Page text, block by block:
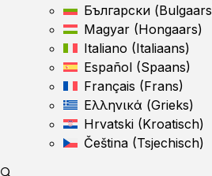
Български (Bulgaars
Magyar (Hongaars)
Italiano (Italiaans)
Español (Spaans)
Français (Frans)
Ελληνικά (Grieks)
Hrvatski (Kroatisch)
Čeština (Tsjechisch)